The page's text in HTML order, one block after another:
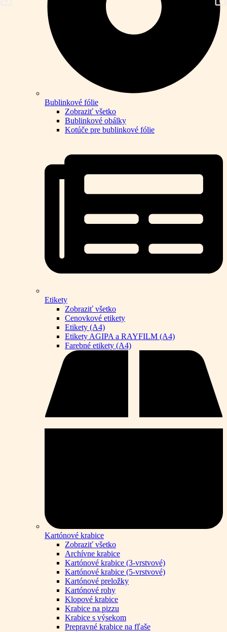
Bublinkové fólie
Zobraziť všetko
Bublinkové obálky
Kotúče pre bublinkové fólie
Etikety
Zobraziť všetko
Cenovkové etikety
Etikety (A4)
Etikety AGIPA a RAYFILM (A4)
Farebné etikety (A4)
Kartónové krabice
Zobraziť všetko
Archívne krabice
Kartónové krabice (3-vrstvové)
Kartónové krabice (5-vrstvové)
Kartónové preložky
Kartónové rohy
Klopové krabice
Krabice na pizzu
Krabice s výsekom
Prepravné krabice na fľaše